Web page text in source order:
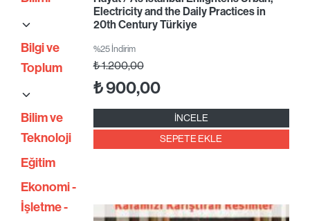
Bilgi ve
Toplum
Bilim ve
Teknoloji
Eğitim
Ekonomi -
İşletme -
Electricity and the Daily Practices in
20th Century Türkiye
%25 İndirim
₺1.200,00
₺900,00
İNCELE
SEPETE EKLE